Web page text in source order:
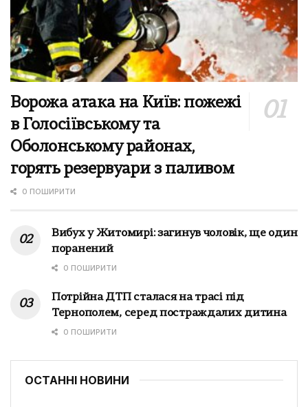
Ворожа атака на Київ: пожежі
в Голосіївському та
Оболонському районах,
горять резервуари з паливом
0 ПОШИРИТИ
Вибух у Житомирі: загинув чоловік, ще один
поранений
0 ПОШИРИТИ
Потрійна ДТП сталася на трасі під
Тернополем, серед постраждалих дитина
0 ПОШИРИТИ
ОСТАННІ НОВИНИ